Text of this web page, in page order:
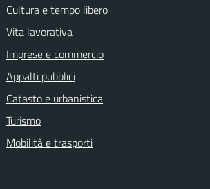
Cultura e tempo libero
Vita lavorativa
Imprese e commercio
Appalti pubblici
Catasto e urbanistica
Turismo
Mobilità e trasporti